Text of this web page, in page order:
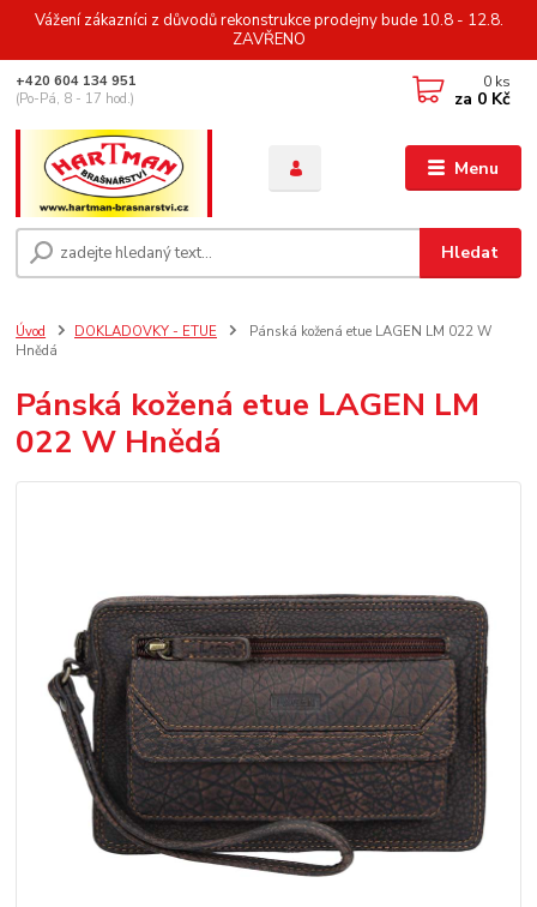
Vážení zákazníci z důvodů rekonstrukce prodejny bude 10.8 - 12.8.
ZAVŘENO
Menu
Hledat
+420 604 134 951
(Po-Pá, 8 - 17 hod.)
0 ks
za 0 Kč
Úvod DOKLADOVKY - ETUE
Pánská kožená etue LAGEN LM 022 W
Hnědá
Pánská kožená etue LAGEN LM
022 W Hnědá